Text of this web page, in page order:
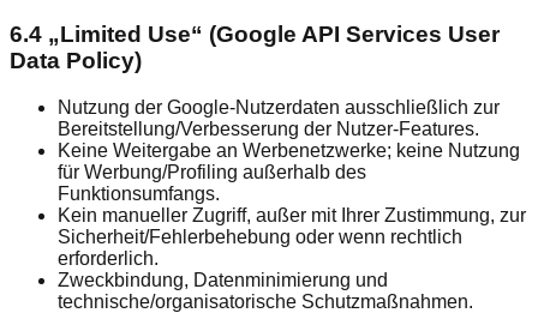
6.4 „Limited Use“ (Google API Services User
Data Policy)
Nutzung der Google‑Nutzerdaten ausschließlich zur
Bereitstellung/Verbesserung der Nutzer‑Features.
Keine Weitergabe an Werbenetzwerke; keine Nutzung
für Werbung/Profiling außerhalb des
Funktionsumfangs.
Kein manueller Zugriff, außer mit Ihrer Zustimmung, zur
Sicherheit/Fehlerbehebung oder wenn rechtlich
erforderlich.
Zweckbindung, Datenminimierung und
technische/organisatorische Schutzmaßnahmen.